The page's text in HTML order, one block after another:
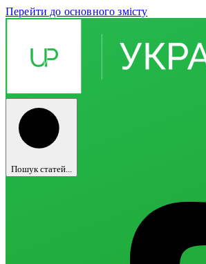
Перейти до основного змісту
Пошук статей...